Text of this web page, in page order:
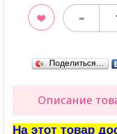
-
Поделиться…
Описание
На этот товар